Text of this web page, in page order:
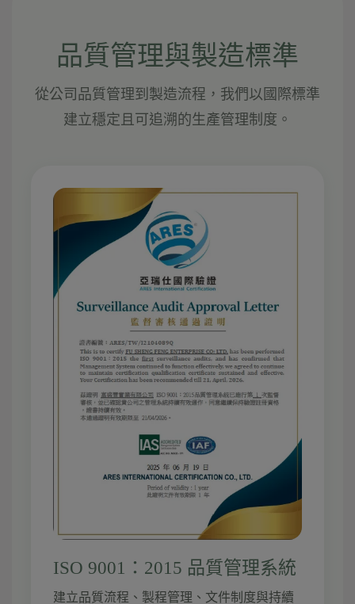
品質管理與製造標準
從公司品質管理到製造流程，我們以國際標準
建立穩定且可追溯的生產管理制度。
ISO 9001：2015 品質管理系統
建立品質流程、製程管理、文件制度與持續